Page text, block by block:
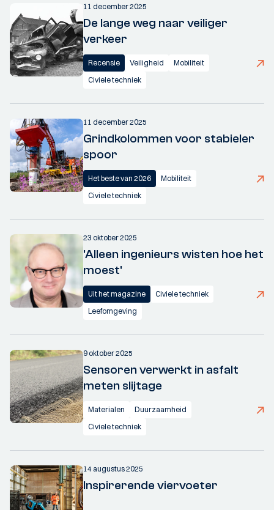
11 december 2025
De lange weg naar veiliger
verkeer
Recensie Veiligheid
Mobiliteit
Civiele techniek
11 december 2025
Grindkolommen voor stabieler
spoor
Het beste van 2026
Mobiliteit
Civiele techniek
23 oktober 2025
'Alleen ingenieurs wisten hoe het
moest'
Uit het magazine
Civiele techniek
Leefomgeving
9 oktober 2025
Sensoren verwerkt in asfalt
meten slijtage
Materialen
Duurzaamheid
Civiele techniek
14 augustus 2025
Inspirerende viervoeter